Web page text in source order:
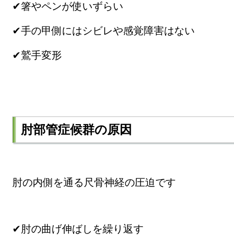
✔箸やペンが使いずらい
✔手の甲側にはシビレや感覚障害はない
✔鷲手変形
肘部管症候群の原因
肘の内側を通る尺骨神経の圧迫です
✔肘の曲げ伸ばしを繰り返す